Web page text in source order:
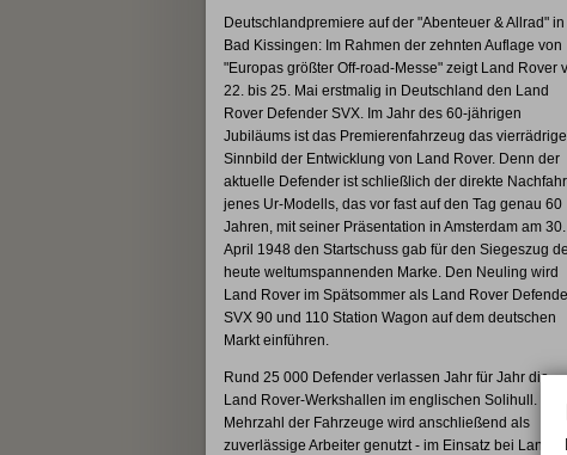
Deutschlandpremiere auf der "Abenteuer & Allrad" in
Bad Kissingen: Im Rahmen der zehnten Auflage von
"Europas größter Off-road-Messe" zeigt Land Rover
22. bis 25. Mai erstmalig in Deutschland den Land
Rover Defender SVX. Im Jahr des 60-jährigen
Jubiläums ist das Premierenfahrzeug das vierrädrige
Sinnbild der Entwicklung von Land Rover. Denn der
aktuelle Defender ist schließlich der direkte
jenes Ur-Modells, das vor fast auf den Tag genau 60
Jahren, mit seiner Präsentation in Amsterdam am 30.
April 1948 den Startschuss gab für den Siegeszug
heute weltumspannenden Marke. Den Neuling wird
Land Rover im Spätsommer als Land Rover
SVX 90 und 110 Station Wagon auf dem deutschen
Markt einführen.
Rund 25 000 Defender verlassen Jahr für Jahr die
Land Rover-Werkshallen im englischen Solihull. Die
Mehrzahl der Fahrzeuge wird anschließend als
zuverlässige Arbeiter genutzt - im Einsatz bei